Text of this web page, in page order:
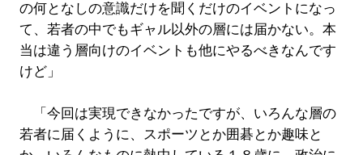
の何となしの意識だけを聞くだけのイベントになっ
て、若者の中でもギャル以外の層には届かない。本
当は違う層向けのイベントも他にやるべきなんです
けど」
「今回は実現できなかったですが、いろんな層の
若者に届くように、スポーツとか囲碁とか趣味と